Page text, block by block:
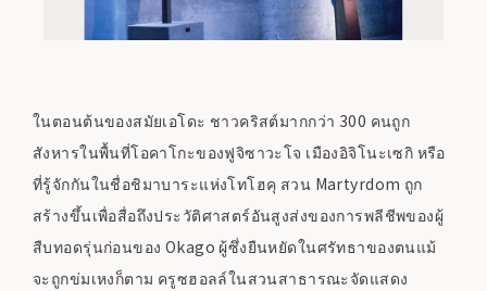
ในตอนต้นของสมัยเอโดะ ชาวคริสต์มากกว่า 300 คนถูก
สังหารในพื้นที่โอคาโกะของฟูจิซาวะโจ เมืองอิจิโนะเซกิ หรือ
ที่รู้จักกันในชื่อชิมาบาระแห่งโทโฮคุ สวน Martyrdom ถูก
สร้างขึ้นเพื่อสื่อถึงประวัติศาสตร์อันสูงส่งของการพลีชีพของผู้
สืบทอดรุ่นก่อนของ Okago ผู้ซึ่งยืนหยัดในศรัทธาของตนแม้
จะถูกข่มเหงก็ตาม ครูซฮอลล์ในสวนสาธารณะจัดแสดง